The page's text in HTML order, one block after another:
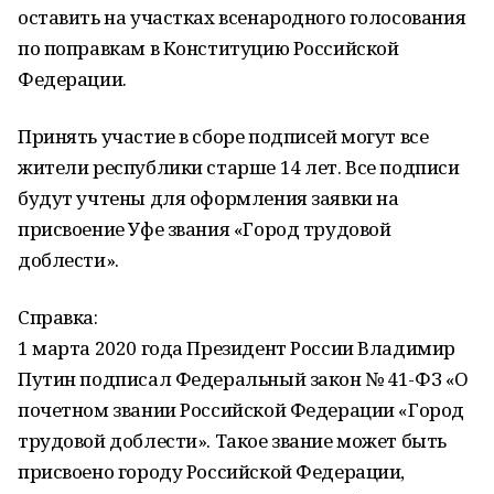
оставить на участках всенародного голосования
по поправкам в Конституцию Российской
Федерации.
Принять участие в сборе подписей могут все
жители республики старше 14 лет. Все подписи
будут учтены для оформления заявки на
присвоение Уфе звания «Город трудовой
доблести».
Справка:
1 марта 2020 года Президент России Владимир
Путин подписал Федеральный закон № 41-ФЗ «О
почетном звании Российской Федерации «Город
трудовой доблести». Такое звание может быть
присвоено городу Российской Федерации,